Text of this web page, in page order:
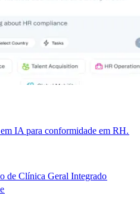
IA para conformidade em RH.​​
de Clínica Geral Integrado​​